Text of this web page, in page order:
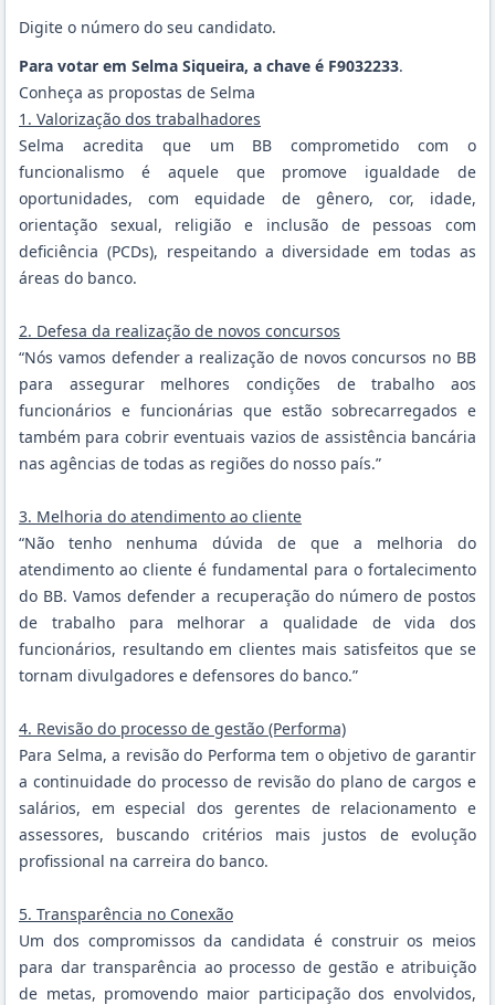
Digite o número do seu candidato.
Para votar em Selma Siqueira, a chave é F9032233.
Conheça as propostas de Selma
1. Valorização dos trabalhadores
Selma acredita que um BB comprometido com o
funcionalismo é aquele que promove igualdade de
oportunidades, com equidade de gênero, cor, idade,
orientação sexual, religião e inclusão de pessoas com
deficiência (PCDs), respeitando a diversidade em todas as
áreas do banco.
2. Defesa da realização de novos concursos
“Nós vamos defender a realização de novos concursos no BB
para assegurar melhores condições de trabalho aos
funcionários e funcionárias que estão sobrecarregados e
também para cobrir eventuais vazios de assistência bancária
nas agências de todas as regiões do nosso país.”
3. Melhoria do atendimento ao cliente
“Não tenho nenhuma dúvida de que a melhoria do
atendimento ao cliente é fundamental para o fortalecimento
do BB. Vamos defender a recuperação do número de postos
de trabalho para melhorar a qualidade de vida dos
funcionários, resultando em clientes mais satisfeitos que se
tornam divulgadores e defensores do banco.”
4. Revisão do processo de gestão (Performa)
Para Selma, a revisão do Performa tem o objetivo de garantir
a continuidade do processo de revisão do plano de cargos e
salários, em especial dos gerentes de relacionamento e
assessores, buscando critérios mais justos de evolução
profissional na carreira do banco.
5. Transparência no Conexão
Um dos compromissos da candidata é construir os meios
para dar transparência ao processo de gestão e atribuição
de metas, promovendo maior participação dos envolvidos,